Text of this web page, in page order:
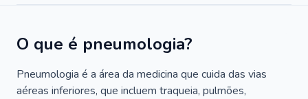
O que é pneumologia?
Pneumologia é a área da medicina que cuida das vias
aéreas inferiores, que incluem traqueia, pulmões,